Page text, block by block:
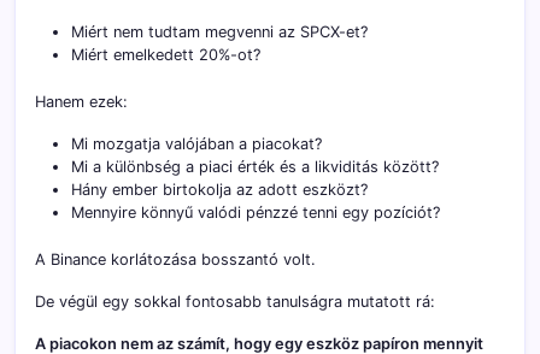
Miért nem tudtam megvenni az SPCX-et?
Miért emelkedett 20%-ot?
Hanem ezek:
Mi mozgatja valójában a piacokat?
Mi a különbség a piaci érték és a likviditás között?
Hány ember birtokolja az adott eszközt?
Mennyire könnyű valódi pénzzé tenni egy pozíciót?
A Binance korlátozása bosszantó volt.
De végül egy sokkal fontosabb tanulságra mutatott rá:
A piacokon nem az számít, hogy egy eszköz papíron mennyit